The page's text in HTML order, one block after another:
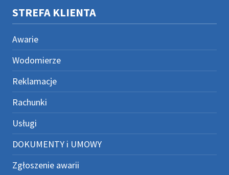
STREFA KLIENTA
Awarie
Wodomierze
Reklamacje
Rachunki
Usługi
DOKUMENTY i UMOWY
Zgłoszenie awarii